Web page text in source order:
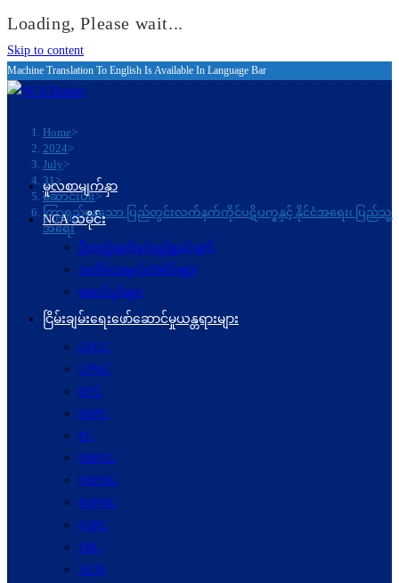
Loading, Please wait...
Skip to content
Machine Translation To English Is Available In Language Bar
Home>
2024>
July>
31>
ဆောင်းပါး>
ကြာရှည်နေသော ပြည်တွင်းလက်နက်ကိုင်ပဋိပက္ခနှင့် နိုင်ငံအရေး၊ ပြည်သူ့
အရေး
မူလစာမျက်နှာ
NCA သမိုင်း
ဦးတည်ချက်နှင့်ရည်ရွယ်ချက်
အထိမ်းအမှတ်တံဆိပ်များ
ဆောင်ပုဒ်များ
ငြိမ်းချမ်းရေးဖော်‌ဆောင်မှုယန္တရားများ
UPCC
UPWC
MPC
NRPC
PC
NSPCC
NSPWC
NSPNC
NSPC
JMC
JICM